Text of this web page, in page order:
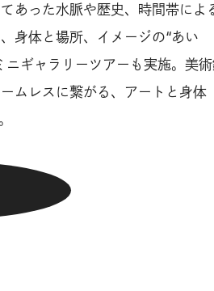
あった水脈や歴史、時間帯によ
身体と場所、イメージの“あい
ニギャラリーツアーも実施。美
ムレスに繋がる、アートと身体